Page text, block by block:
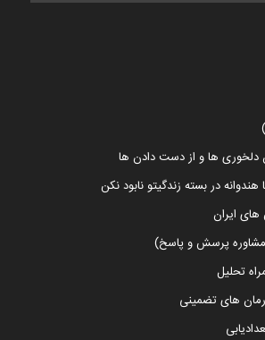
دلخوری ها و از دست دادن ها
در بسته زندگیتو نابود نکن
های ایران
مشاوره پرسش و پاسخ)
تحلیل
های تضمینی